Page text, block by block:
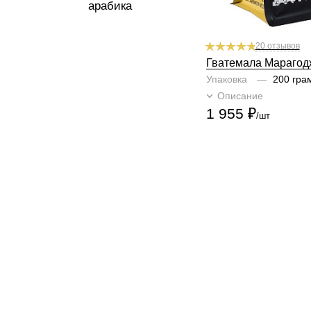
арабика
20 отзывов
Гватемала
Упаковка —
200
Описание
1 955 ₽/шт